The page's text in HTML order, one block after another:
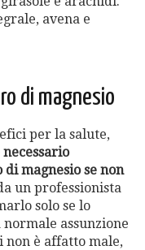
avena e
di magnesio
per la salute,
necessario
magnesio se non
un professionista
solo se lo
assunzione
è affatto male,